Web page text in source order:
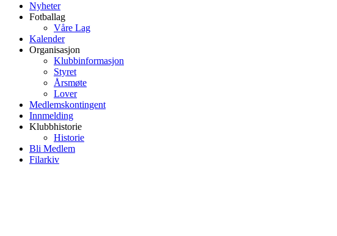
Nyheter
Fotballag
Våre Lag
Kalender
Organisasjon
Klubbinformasjon
Styret
Årsmøte
Lover
Medlemskontingent
Innmelding
Klubbhistorie
Historie
Bli Medlem
Filarkiv